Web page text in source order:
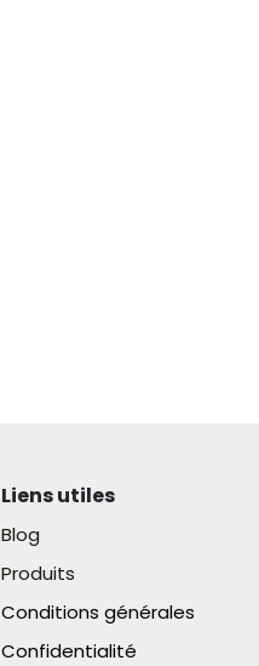
Liens utiles
Blog
Produits
Conditions générales
Confidentialité